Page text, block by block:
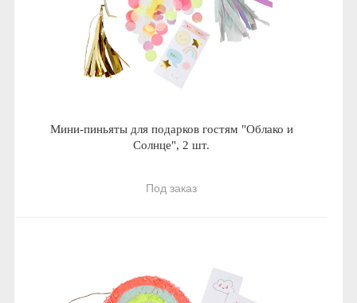
Мини-пиньяты для подарков гостям "Облако и
Солнце", 2 шт.
Под заказ